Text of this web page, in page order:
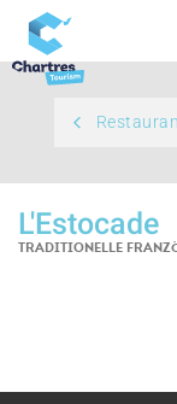
L'Estocade
TRADITIONELLE